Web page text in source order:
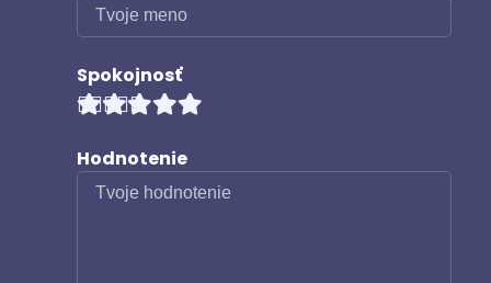
Spokojnosť
Hodnotenie